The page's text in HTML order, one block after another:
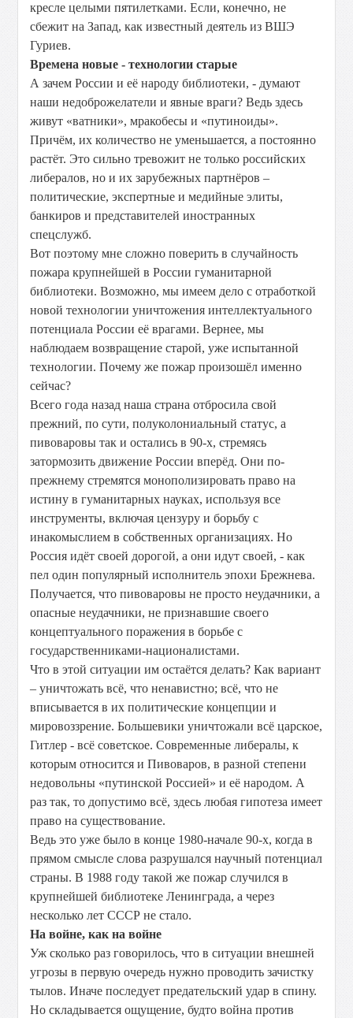
кресле целыми пятилетками. Если, конечно, не
сбежит на Запад, как известный деятель из ВШЭ
Гуриев.
Времена новые - технологии старые
А зачем России и её народу библиотеки, - думают
наши недоброжелатели и явные враги? Ведь здесь
живут «ватники», мракобесы и «путиноиды».
Причём, их количество не уменьшается, а постоянно
растёт. Это сильно тревожит не только российских
либералов, но и их зарубежных партнёров –
политические, экспертные и медийные элиты,
банкиров и представителей иностранных
спецслужб.
Вот поэтому мне сложно поверить в случайность
пожара крупнейшей в России гуманитарной
библиотеки. Возможно, мы имеем дело с отработкой
новой технологии уничтожения интеллектуального
потенциала России её врагами. Вернее, мы
наблюдаем возвращение старой, уже испытанной
технологии. Почему же пожар произошёл именно
сейчас?
Всего года назад наша страна отбросила свой
прежний, по сути, полуколониальный статус, а
пивоваровы так и остались в 90-х, стремясь
затормозить движение России вперёд. Они по-
прежнему стремятся монополизировать право на
истину в гуманитарных науках, используя все
инструменты, включая цензуру и борьбу с
инакомыслием в собственных организациях. Но
Россия идёт своей дорогой, а они идут своей, - как
пел один популярный исполнитель эпохи Брежнева.
Получается, что пивоваровы не просто неудачники, а
опасные неудачники, не признавшие своего
концептуального поражения в борьбе с
государственниками-националистами.
Что в этой ситуации им остаётся делать? Как вариант
– уничтожать всё, что ненавистно; всё, что не
вписывается в их политические концепции и
мировоззрение. Большевики уничтожали всё царское,
Гитлер - всё советское. Современные либералы, к
которым относится и Пивоваров, в разной степени
недовольны «путинской Россией» и её народом. А
раз так, то допустимо всё, здесь любая гипотеза имеет
право на существование.
Ведь это уже было в конце 1980-начале 90-х, когда в
прямом смысле слова разрушался научный потенциал
страны. В 1988 году такой же пожар случился в
крупнейшей библиотеке Ленинграда, а через
несколько лет СССР не стало.
На войне, как на войне
Уж сколько раз говорилось, что в ситуации внешней
угрозы в первую очередь нужно проводить зачистку
тылов. Иначе последует предательский удар в спину.
Но складывается ощущение, будто война против